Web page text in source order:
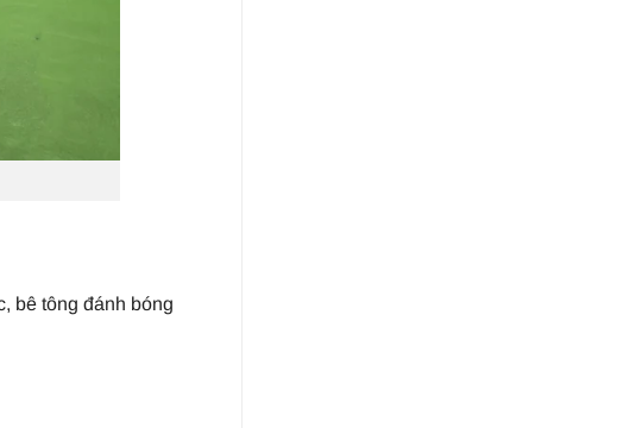
bê tông đánh bóng